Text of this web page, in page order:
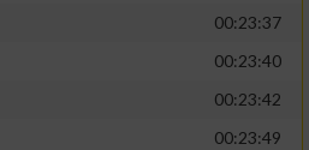
00:23:37
00:23:40
00:23:42
00:23:49